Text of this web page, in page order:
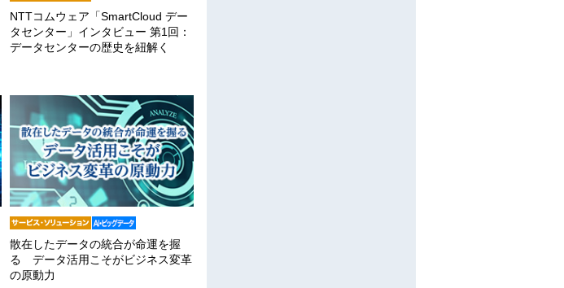
NTTコムウェア「SmartCloud デー
タセンター」インタビュー 第1回：
データセンターの歴史を紐解く
散在したデータの統合が命運を握
る データ活用こそがビジネス変革
の原動力